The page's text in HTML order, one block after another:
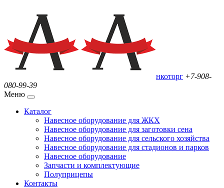
нкоторг +7-908-
080-99-39
Меню
Каталог
Навесное оборудование для ЖКХ
Навесное оборудование для заготовки сена
Навесное оборудование для сельского хозяйства
Навесное оборудование для стадионов и парков
Навесное оборудование
Запчасти и комплектующие
Полуприцепы
Контакты